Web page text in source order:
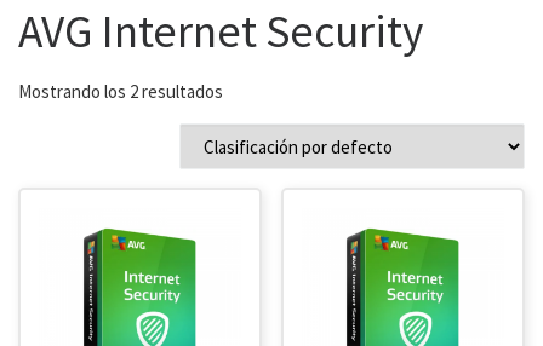
AVG Internet Security
Mostrando los 2 resultados